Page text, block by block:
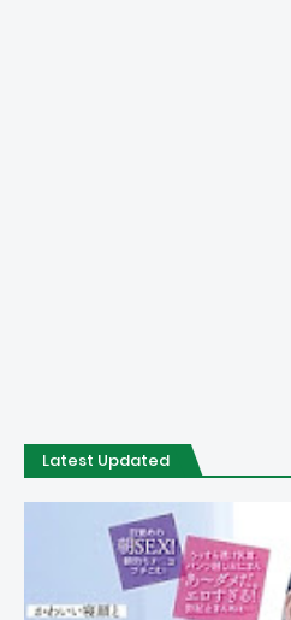
Latest Updated